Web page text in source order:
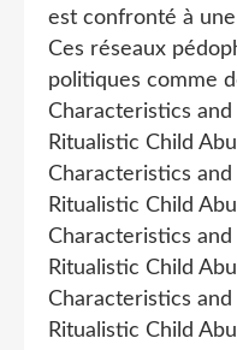
est confronté à
Ces réseaux
politiques comme
Characteristics
Ritualistic Child
Characteristics
Ritualistic Child
Characteristics
Ritualistic Child
Characteristics
Ritualistic Child